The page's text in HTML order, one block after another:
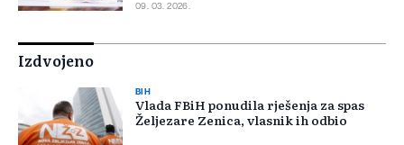
09. 03. 2026.
Izdvojeno
BIH
Vlada FBiH ponudila rješenja za spas
Željezare Zenica, vlasnik ih odbio